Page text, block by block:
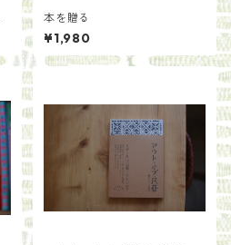
本を贈る
¥1,980